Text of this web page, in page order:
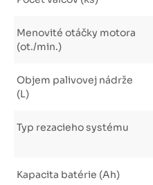
Menovité otáčky motora
(ot./min.)
Objem palivovej nádrže
(L)
Typ rezacieho systému
Kapacita batérie (Ah)